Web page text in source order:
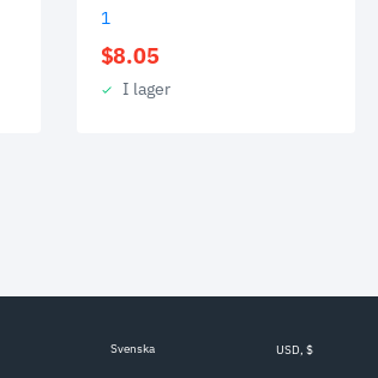
1
$8.05
I lager
Svenska USD, $